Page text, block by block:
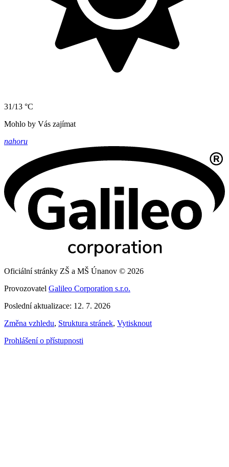
31/13 °C
Mohlo by Vás zajímat
nahoru
Oficiální stránky ZŠ a MŠ Únanov © 2026
Provozovatel Galileo Corporation s.r.o.
Poslední aktualizace: 12. 7. 2026
Změna vzhledu, Struktura stránek, Vytisknout
Prohlášení o přístupnosti